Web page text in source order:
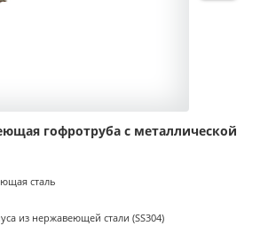
гофротруба с металлической
сталь
из нержавеющей стали (SS304)